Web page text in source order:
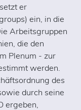
er
ein, in die
Arbeitsgruppen
die den
Plenum - zur
werden.
des
durch seine
ergeben,